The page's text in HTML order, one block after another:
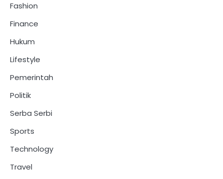
Fashion
Finance
Hukum
Lifestyle
Pemerintah
Politik
Serba Serbi
Sports
Technology
Travel